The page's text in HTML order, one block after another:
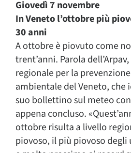
Giovedì 7 novembre
In Veneto l’ottobre più
30 anni
A ottobre è piovuto come
trent’anni. Parola dell’Arpav,
regionale per la
ambientale del Veneto, che
suo bollettino sul meteo
appena concluso.
ottobre risulta a livello
piovoso, il più piovoso